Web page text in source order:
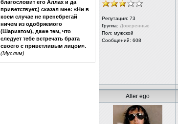
благословит его Аллах и да
приветствует,) сказал мне: «Ни в
коем случае не пренебрегай
ничем из одобряемого
(Шариатом), даже тем, что
следует тебе встречать брата
своего с приветливым лицом».
(Муслим)
Репутация: 73
Группа: Доверенные
Пол: мужской
Сообщений: 608
Alter ego